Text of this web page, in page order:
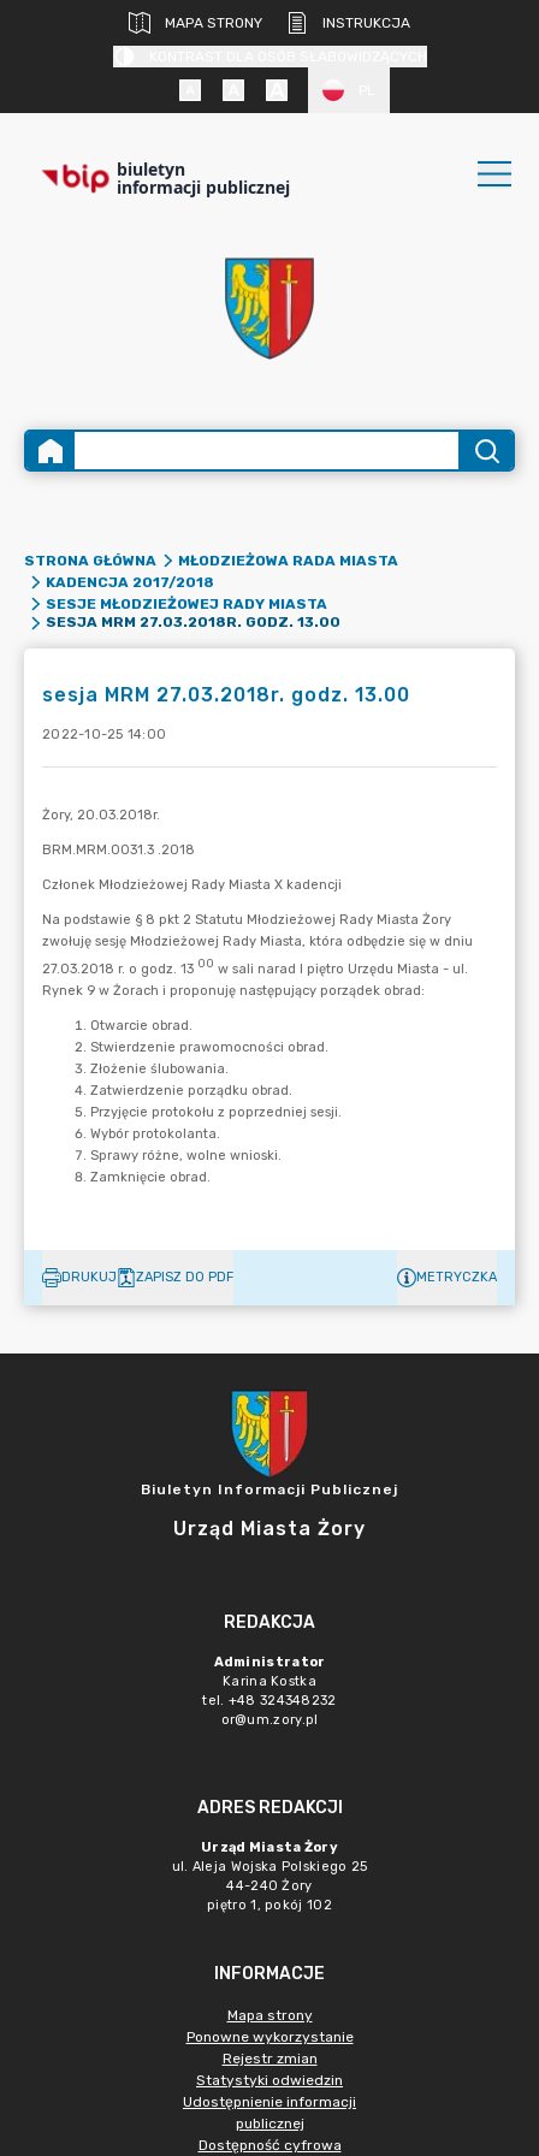
MAPA STRONY
INSTRUKCJA
biuletyn
informacji publicznej
STRONA GŁÓWNA
MŁODZIEŻOWA RADA MIASTA
KADENCJA 2017/2018
SESJE MŁODZIEŻOWEJ RADY MIASTA
SESJA MRM 27.03.2018R. GODZ. 13.00
sesja MRM 27.03.2018r. godz. 13.00
2022-10-25 14:00
DRUKUJ ZAPISZ DO PDF METRYCZKA
Biuletyn Informacji Publicznej
Urząd Miasta Żory
REDAKCJA
Administrator
Karina Kostka
tel. +48 324348232
or@um.zory.pl
ADRES REDAKCJI
Urząd Miasta Żory
ul. Aleja Wojska Polskiego 25
44-240 Żory
piętro 1, pokój 102
INFORMACJE
Mapa strony
Ponowne wykorzystanie
Rejestr zmian
Statystyki odwiedzin
Udostępnienie informacji
publicznej
Dostępność cyfrowa